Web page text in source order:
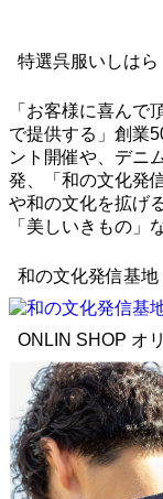
特選呉服いしはら
「お客様に喜んで
で提供する」創業
ント開催や、デニ
発、「和の文化発
や和の文化を拡げ
「美しいきもの」
和の文化発信基地
ONLIN SHOP オ